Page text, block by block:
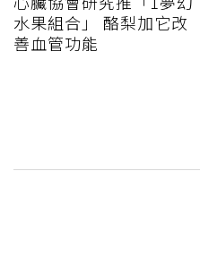
水果組合」 酪梨加它改
善血管功能